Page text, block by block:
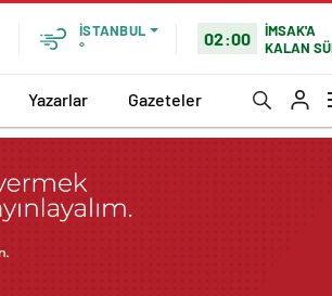
İSTANBUL
°
02:00
İMSAK'A
KALAN
Yazarlar Gazeteler